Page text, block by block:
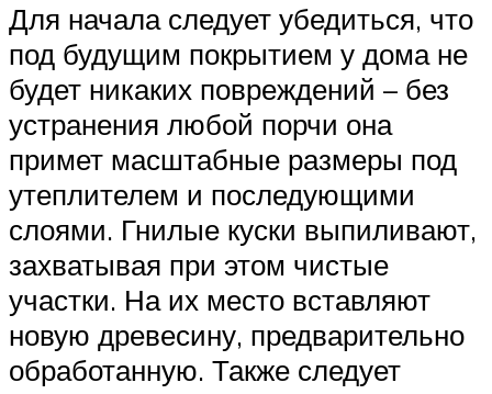
Для начала следует убедиться, что
под будущим покрытием у дома не
будет никаких повреждений – без
устранения любой порчи она
примет масштабные размеры под
утеплителем и последующими
слоями. Гнилые куски выпиливают,
захватывая при этом чистые
участки. На их место вставляют
новую древесину, предварительно
обработанную. Также следует